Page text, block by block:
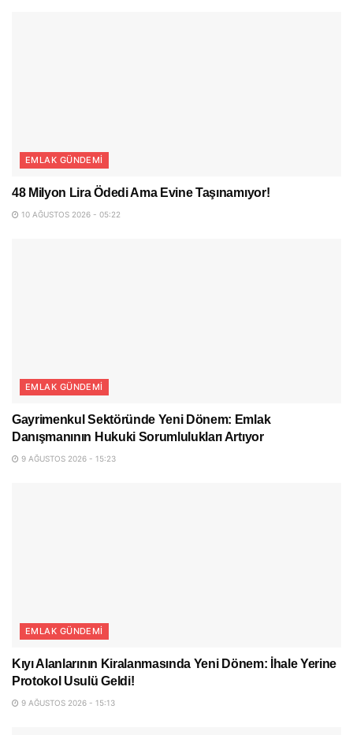
EMLAK GÜNDEMI
48 Milyon Lira Ödedi Ama Evine Taşınamıyor!
10 AĞUSTOS 2026 - 05:22
EMLAK GÜNDEMI
Gayrimenkul Sektöründe Yeni Dönem: Emlak
Danışmanının Hukuki Sorumlulukları Artıyor
9 AĞUSTOS 2026 - 15:23
EMLAK GÜNDEMI
Kıyı Alanlarının Kiralanmasında Yeni Dönem: İhale Yerine
Protokol Usulü Geldi!
9 AĞUSTOS 2026 - 15:13